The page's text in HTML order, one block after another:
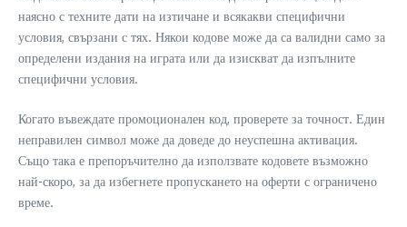
наясно с техните дати на изтичане и всякакви специфични
условия, свързани с тях. Някои кодове може да са валидни само за
определени издания на играта или да изискват да изпълните
специфични условия.
Когато въвеждате промоционален код, проверете за точност. Един
неправилен символ може да доведе до неуспешна активация.
Също така е препоръчително да използвате кодовете възможно
най-скоро, за да избегнете пропускането на оферти с ограничено
време.